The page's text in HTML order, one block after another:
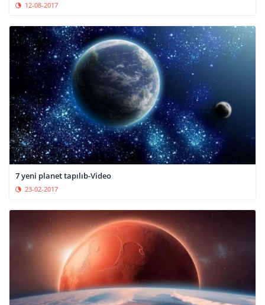
12-08-2017
7 yeni planet tapılıb-Video
23-02-2017